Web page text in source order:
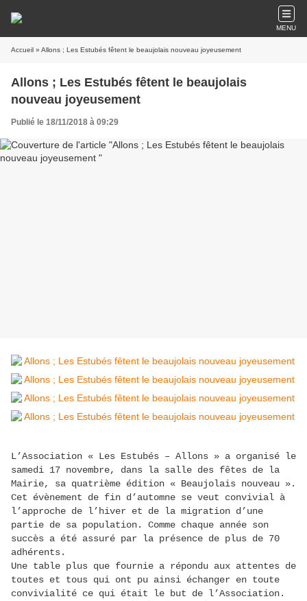
MENU
Accueil » Allons ; Les Estubés fêtent le beaujolais nouveau joyeusement
Allons ; Les Estubés fêtent le beaujolais
nouveau joyeusement
Publié le 18/11/2018 à 09:29
L’Association « Les Estubés – Allons » a organisé le
samedi 17 novembre, dans la salle des fêtes de la
Mairie, sa quatrième édition « Beaujolais nouveau ».
Cet évènement de fin d’automne se veut convivial à
l’approche de l’hiver et de la migration d’une
partie de sa population. Comme chaque année son
succès a été assuré par la présence de plus de 70
adhérents.
Une table plus que fournie a répondu aux attentes de
toutes et tous qui ont pu ainsi échanger en toute
convivialité ce qui était le but de l’Association.